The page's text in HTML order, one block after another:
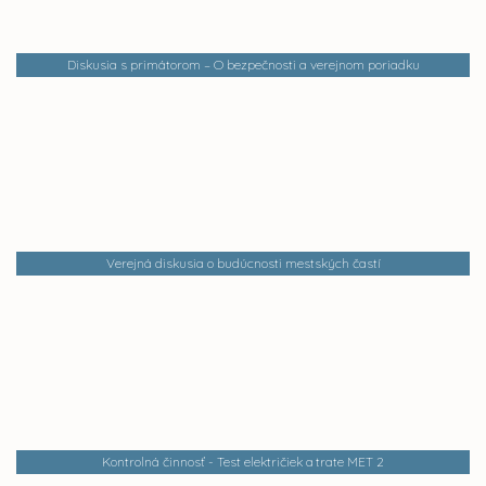
Diskusia s primátorom – O bezpečnosti a verejnom poriadku
Verejná diskusia o budúcnosti mestských častí
Kontrolná činnosť - Test električiek a trate MET 2